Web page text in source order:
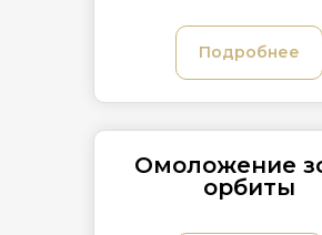
Подробнее
Омоложение
орбиты